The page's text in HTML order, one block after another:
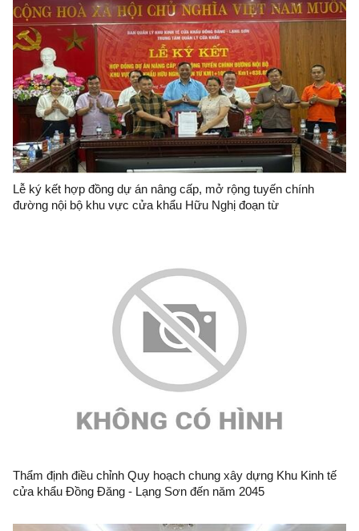
Lễ ký kết hợp đồng dự án nâng cấp, mở rộng tuyến chính
đường nội bộ khu vực cửa khẩu Hữu Nghị đoạn từ
Thẩm định điều chỉnh Quy hoạch chung xây dựng Khu Kinh tế
cửa khẩu Đồng Đăng - Lạng Sơn đến năm 2045